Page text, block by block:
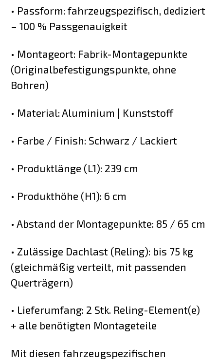
• Passform: fahrzeugspezifisch, dediziert
– 100 % Passgenauigkeit
• Montageort: Fabrik-Montagepunkte
(Originalbefestigungspunkte, ohne
Bohren)
• Material: Aluminium | Kunststoff
• Farbe / Finish: Schwarz / Lackiert
• Produktlänge (L1): 239 cm
• Produkthöhe (H1): 6 cm
• Abstand der Montagepunkte: 85 / 65 cm
• Zulässige Dachlast (Reling): bis 75 kg
(gleichmäßig verteilt, mit passenden
Querträgern)
• Lieferumfang: 2 Stk. Reling-Element(e)
+ alle benötigten Montageteile
Mit diesen fahrzeugspezifischen